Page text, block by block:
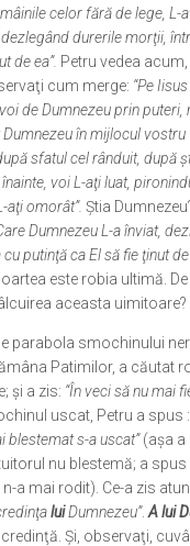
celor fără de lege, L-
durerile morţii,
de ea”. Petru vedea
cum merge: “Pe
de Dumnezeu prin puteri,
în mijlocul vostru
sfatul cel rânduit, după
voi L-aţi luat,
aţi omorât”. Ştia
Dumnezeu L-a înviat,
putinţă ca El să fie ţinut de
este robia ultimă.
aceasta uimitoare?
parabola smochinului
Patimilor, a căutat
şi a zis: “În veci să nu mai
uscat, Petru a spus :
blestemat s-a uscat”(aşa a
nu blestemă; a spus
a mai rodit). Ce-a zis
luiDumnezeu”. A lui
Şi, observaţi,